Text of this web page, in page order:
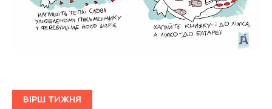
ВІРШ ТИЖНЯ